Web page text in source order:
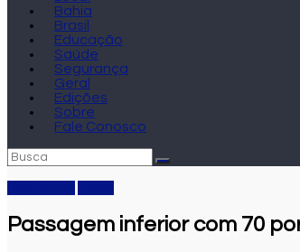
Bahia
Brasil
Educação
Saúde
Segurança
Geral
Edições
Sobre
Fale Conosco
Passagem inferior com 70